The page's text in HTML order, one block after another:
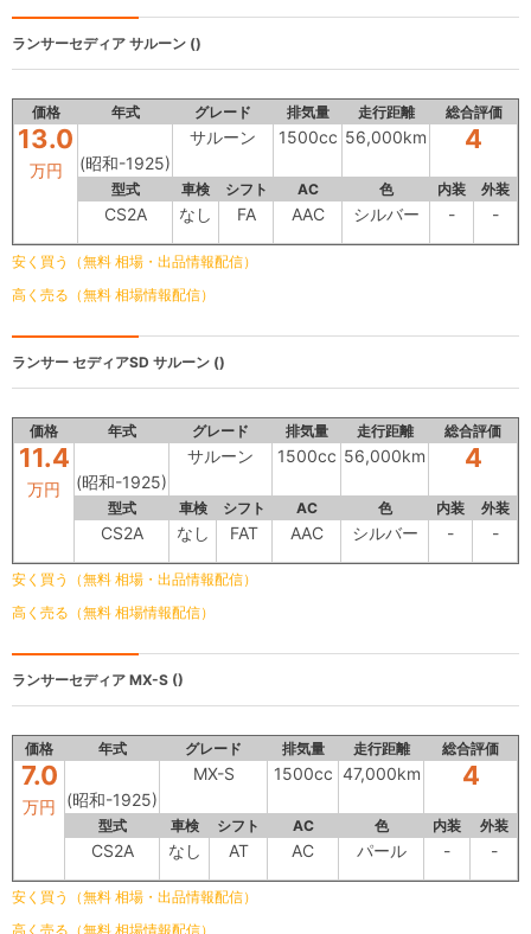
ランサーセディア サルーン ()
価格 年式 グレード 排気量 走行距離 総合評価
13.0
万円 (昭和-1925)
サルーン 1500cc 56,000km 4
型式 車検 シフト AC 色 内装 外装
CS2A なし FA AAC シルバー - -
安く買う（無料 相場・出品情報配信）
高く売る（無料 相場情報配信）
ランサー セディアSD サルーン ()
価格 年式 グレード 排気量 走行距離 総合評価
11.4
万円 (昭和-1925)
サルーン 1500cc 56,000km 4
型式 車検 シフト AC 色 内装 外装
CS2A なし FAT AAC シルバー - -
安く買う（無料 相場・出品情報配信）
高く売る（無料 相場情報配信）
ランサーセディア MX-S ()
価格 年式 グレード 排気量 走行距離 総合評価
7.0
万円 (昭和-1925)
MX-S 1500cc 47,000km 4
型式 車検 シフト AC 色 内装 外装
CS2A なし AT AC パール - -
安く買う（無料 相場・出品情報配信）
高く売る（無料 相場情報配信）